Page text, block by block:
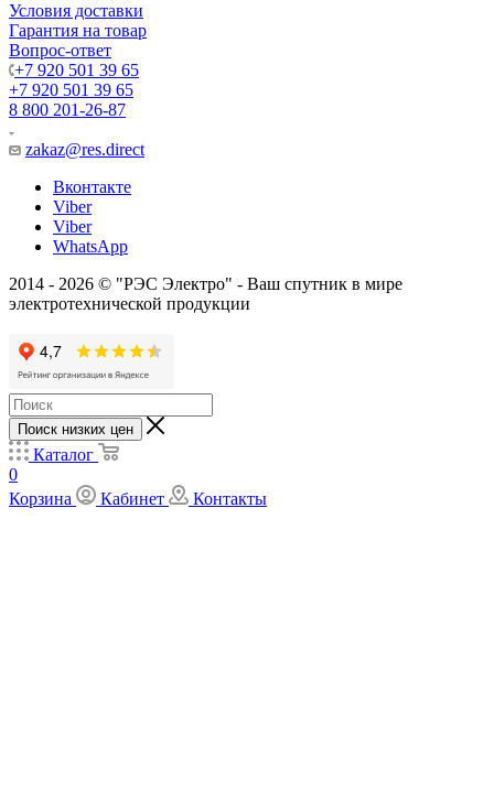
Условия доставки
Гарантия на товар
Вопрос-ответ
+7 920 501 39 65
+7 920 501 39 65
8 800 201-26-87
zakaz@res.direct
Вконтакте
Viber
Viber
WhatsApp
2014 - 2026 © "РЭС Электро" - Ваш спутник в мире
электротехнической продукции
Поиск низких цен
Каталог
0
Корзина
Кабинет Контакты